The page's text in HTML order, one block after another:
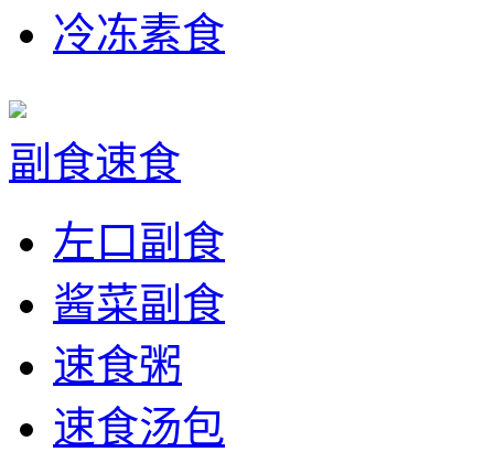
冷冻素食
副食速食
左口副食
酱菜副食
速食粥
速食汤包